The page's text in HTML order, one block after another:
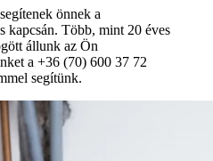
önnek a
kapcsán. Több, mint 20 éves
állunk az Ön
a +36 (70) 600 37 72
segítünk.